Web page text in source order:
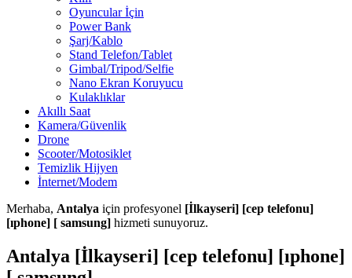
Oyuncular İçin
Power Bank
Şarj/Kablo
Stand Telefon/Tablet
Gimbal/Tripod/Selfie
Nano Ekran Koruyucu
Kulaklıklar
Akıllı Saat
Kamera/Güvenlik
Drone
Scooter/Motosiklet
Temizlik Hijyen
İnternet/Modem
Merhaba, Antalya için profesyonel [İlkayseri] [cep telefonu]
[ıphone] [ samsung] hizmeti sunuyoruz.
Antalya [İlkayseri] [cep telefonu] [ıphone]